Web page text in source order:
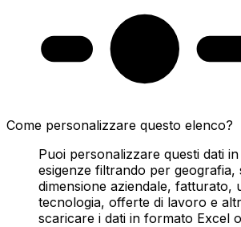
Come personalizzare questo elenco?
Puoi personalizzare questi dati
esigenze filtrando per geografia,
dimensione aziendale, fatturato,
tecnologia, offerte di lavoro e
scaricare i dati in formato Excel o